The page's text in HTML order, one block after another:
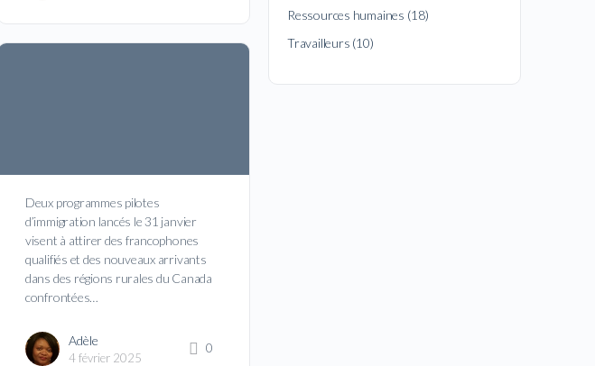
Deux programmes pilotes
d’immigration lancés le 31 janvier
visent à attirer des francophones
qualifiés et des nouveaux arrivants
dans des régions rurales du Canada
confrontées…
Adèle
4 février 2025
0
Ressources humaines (18)
Travailleurs (10)